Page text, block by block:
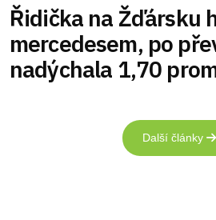
Řidička na Žďársku
mercedesem, po
nadýchala 1,70
Další články